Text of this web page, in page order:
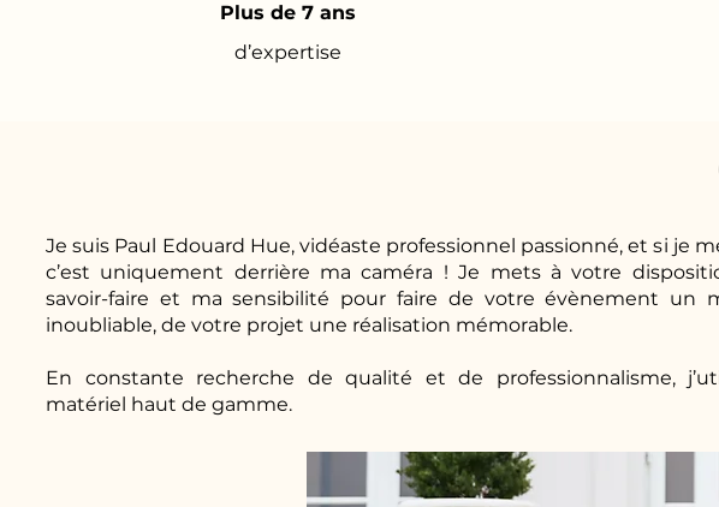
Plus de 7 ans
d’expertise
Je suis Paul Edouard Hue, vidéaste professionnel passionné, et si je
c’est uniquement derrière ma caméra ! Je mets à votre
savoir-faire et ma sensibilité pour faire de votre évènement un
inoubliable, de votre projet une réalisation mémorable.
En constante recherche de qualité et de professionnalisme,
matériel haut de gamme.